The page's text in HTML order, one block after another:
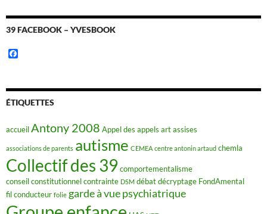
39 FACEBOOK – YVESBOOK
b
o
o
ÉTIQUETTES
accueilAntony 2008 Appel des appels artassises
associations de parents autisme CEMEA centre antonin artaud chemla
Collectif des 39 comportementalisme
conseil constitutionnelcontrainte DSM débatdécryptage FondAmental
fil conducteur folie garde à vue psychiatrique